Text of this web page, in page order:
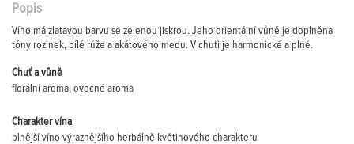
Popis
Víno má zlatavou barvu se zelenou jiskrou. Jeho orientální vůně je doplněna
tóny rozinek, bílé růže a akátového medu. V chuti je harmonické a plné.
Chuť a vůně
florální aroma, ovocné aroma
Charakter vína
plnější víno výraznějšího herbálně květinového charakteru